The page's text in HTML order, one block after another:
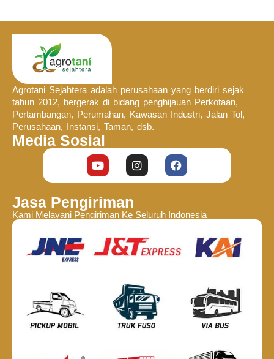
Agrotani Sejahtera adalah perusahaan yang berdiri sejak
tahun 2012, bergerak di bidang penghijauan Perkotaan,
Pertambangan, Perumahan, Kawasan Industri, Jalan Tol,
Perusahaan, Instansi, Taman, dsb.
Media Sosial
Jasa Pengiriman
Kami Melayani Pengiriman Ke Seluruh Indonesia